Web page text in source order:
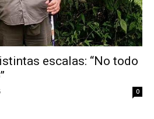
escalas: “No todo
0